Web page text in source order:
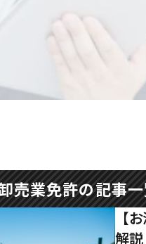
売業免許の記事
【
解説
へ
プト
りたい
免許